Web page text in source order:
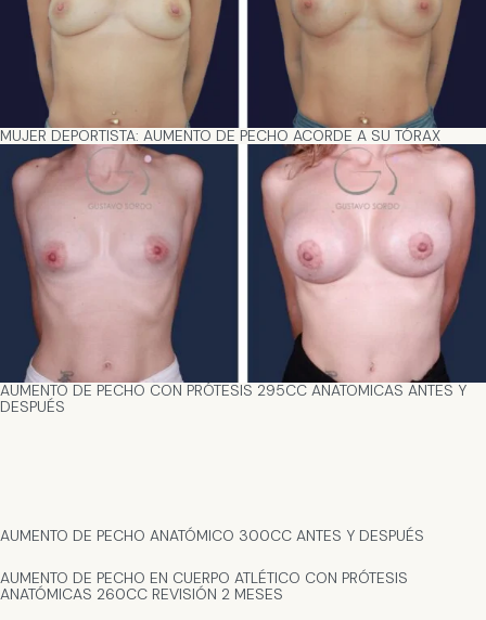
MUJER DEPORTISTA: AUMENTO DE PECHO ACORDE A SU TÓRAX
AUMENTO DE PECHO CON PRÓTESIS 295CC ANATOMICAS ANTES Y
DESPUÉS
AUMENTO DE PECHO ANATÓMICO 300CC ANTES Y DESPUÉS
AUMENTO DE PECHO EN CUERPO ATLÉTICO CON PRÓTESIS
ANATÓMICAS 260CC REVISIÓN 2 MESES